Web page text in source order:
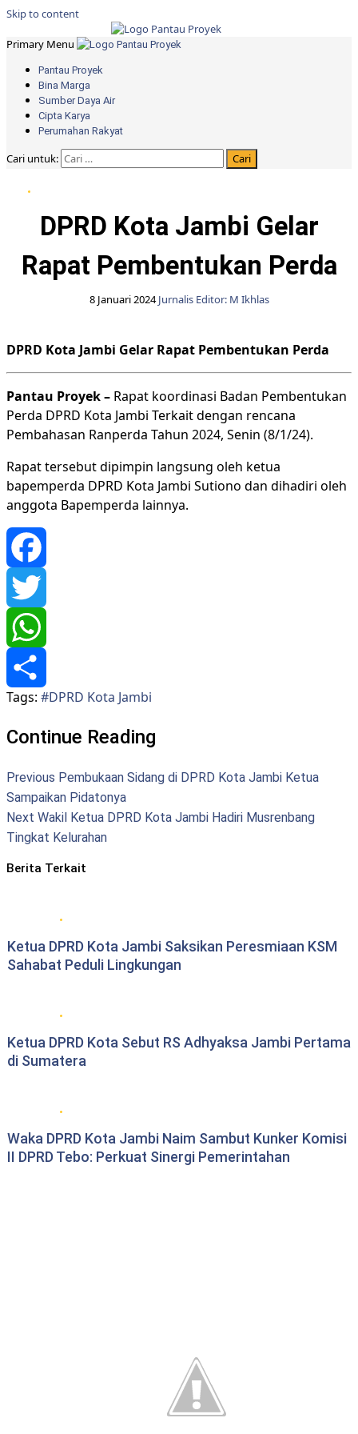
Skip to content
Primary Menu
Pantau Proyek
Bina Marga
Sumber Daya Air
Cipta Karya
Perumahan Rakyat
Cari untuk:
DPRD Kota Jambi Gelar
Rapat Pembentukan Perda
8 Januari 2024Jurnalis Editor: M Ikhlas
DPRD Kota Jambi Gelar Rapat Pembentukan Perda
Pantau Proyek – Rapat koordinasi Badan Pembentukan
Perda DPRD Kota Jambi Terkait dengan rencana
Pembahasan Ranperda Tahun 2024, Senin (8/1/24).
Rapat tersebut dipimpin langsung oleh ketua
bapemperda DPRD Kota Jambi Sutiono dan dihadiri oleh
anggota Bapemperda lainnya.
Facebook
Twitter
WhatsApp
Share
Tags: #DPRD Kota Jambi
Continue Reading
Previous Pembukaan Sidang di DPRD Kota Jambi Ketua
Sampaikan Pidatonya
Next Wakil Ketua DPRD Kota Jambi Hadiri Musrenbang
Tingkat Kelurahan
Berita Terkait
Ketua DPRD Kota Jambi Saksikan Peresmiaan KSM
Sahabat Peduli Lingkungan
Ketua DPRD Kota Sebut RS Adhyaksa Jambi Pertama
di Sumatera
Waka DPRD Kota Jambi Naim Sambut Kunker Komisi
II DPRD Tebo: Perkuat Sinergi Pemerintahan